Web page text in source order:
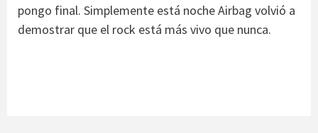
pongo final. Simplemente está noche Airbag volvió a
demostrar que el rock está más vivo que nunca.